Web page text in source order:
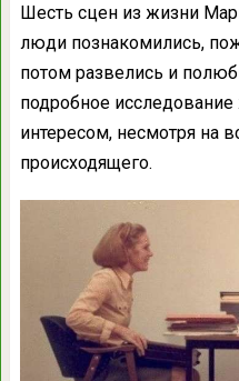
Шесть сцен из жизни
люди познакомились,
потом развелись и
подробное
интересом, несмотря на
происходящего.